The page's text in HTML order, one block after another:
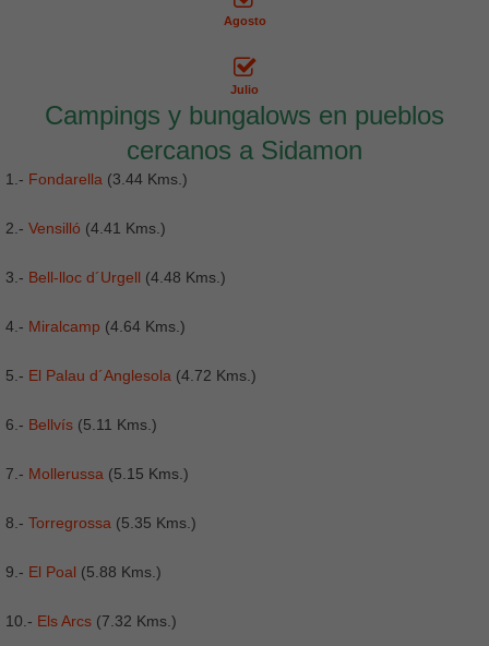
Agosto
Julio
Campings y bungalows en pueblos
cercanos a Sidamon
1.- Fondarella (3.44 Kms.)
2.- Vensilló (4.41 Kms.)
3.- Bell-lloc d´Urgell (4.48 Kms.)
4.- Miralcamp (4.64 Kms.)
5.- El Palau d´Anglesola (4.72 Kms.)
6.- Bellvís (5.11 Kms.)
7.- Mollerussa (5.15 Kms.)
8.- Torregrossa (5.35 Kms.)
9.- El Poal (5.88 Kms.)
10.- Els Arcs (7.32 Kms.)